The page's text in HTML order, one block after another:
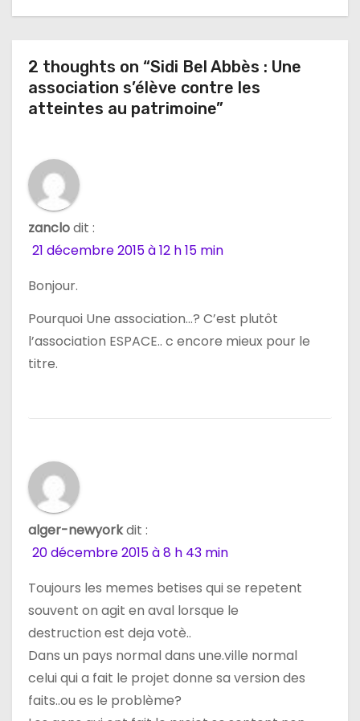
o
d
e
a
r
t
e
2 thoughts on “Sidi Bel Abbès : Une
association s’élève contre les
atteintes au patrimoine”
zanclodit :
21 décembre 2015 à 12 h 15 min
Bonjour.
Pourquoi Une association…? C’est plutôt
l’association ESPACE.. c encore mieux pour le
titre.
alger-newyorkdit :
20 décembre 2015 à 8 h 43 min
Toujours les memes betises qui se repetent
souvent on agit en aval lorsque le
destruction est deja votè..
Dans un pays normal dans une.ville normal
celui qui a fait le projet donne sa version des
faits..ou es le problème?